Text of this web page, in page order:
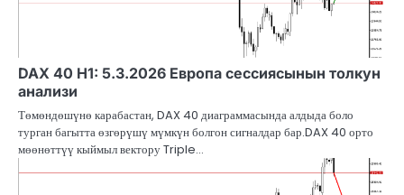
DAX 40 H1: 5.3.2026 Европа сессиясынын толкун
анализи
Төмөндөшүнө карабастан, DAX 40 диаграммасында алдыда боло
турган багытта өзгөрүшү мүмкүн болгон сигналдар бар.DAX 40 орто
мөөнөттүү кыймыл вектору Triple…